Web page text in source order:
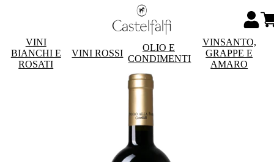
VINI
BIANCHI E
ROSATI
VINI ROSSI
OLIO E
CONDIMENTI
VINSANTO,
GRAPPE E
AMARO